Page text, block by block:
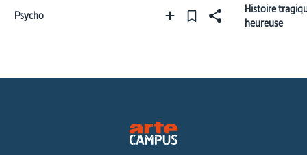
Psycho
Histoire
heureuse